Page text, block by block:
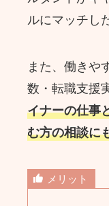
ルにマッチし
また、働きや
数・転職支援
イナーの仕事
む方の相談に
メリット